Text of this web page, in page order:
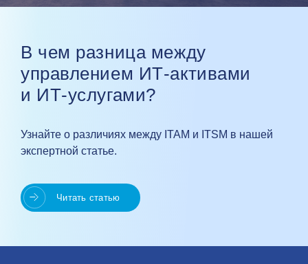
В чем разница между
управлением ИТ‑активами
и ИТ‑услугами?
Узнайте о различиях между ITAM и ITSM в нашей
экспертной статье.
Читать статью